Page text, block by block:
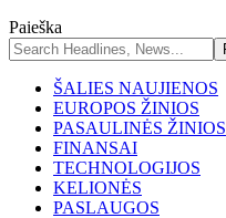
Paieška
ŠALIES NAUJIENOS
EUROPOS ŽINIOS
PASAULINĖS ŽINIOS
FINANSAI
TECHNOLOGIJOS
KELIONĖS
PASLAUGOS